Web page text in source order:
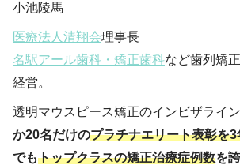
小池陵馬
医療法人清翔会理事長
名駅アール歯科・矯正歯科など歯列矯
経営。
透明マウスピース矯正のインビザライ
か20名だけのプラチナエリート表彰を
でもトップクラスの矯正治療症例数を